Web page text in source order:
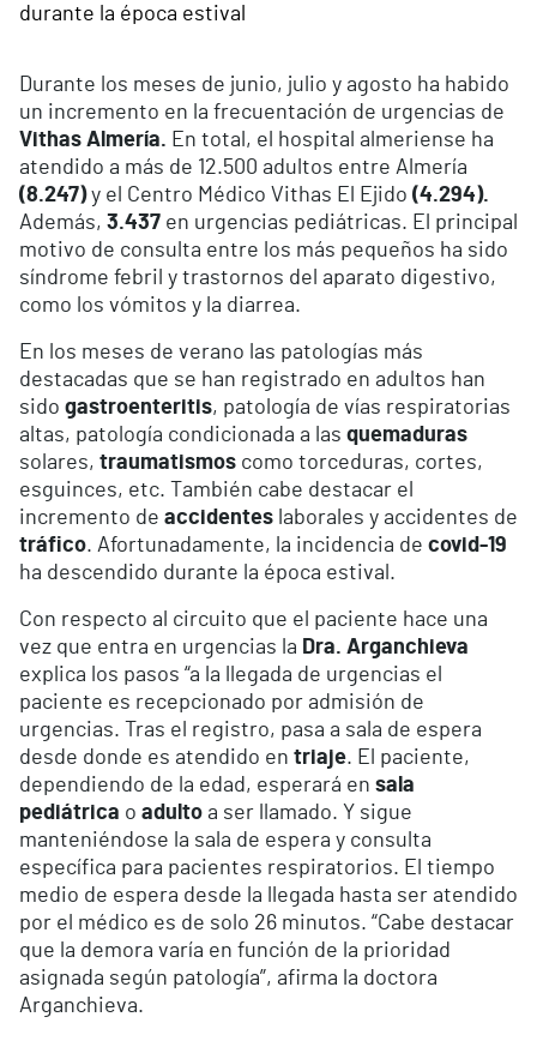
durante la época estival
Durante los meses de junio, julio y agosto ha habido
un incremento en la frecuentación de urgencias de
Vithas Almería. En total, el hospital almeriense ha
atendido a más de 12.500 adultos entre Almería
(8.247)y el Centro Médico Vithas El Ejido (4.294).
Además, 3.437 en urgencias pediátricas. El principal
motivo de consulta entre los más pequeños ha sido
síndrome febril y trastornos del aparato digestivo,
como los vómitos y la diarrea.
En los meses de verano las patologías más
destacadas que se han registrado en adultos han
sido gastroenteritis, patología de vías respiratorias
altas, patología condicionada a las quemaduras
solares, traumatismos como torceduras, cortes,
esguinces, etc. También cabe destacar el
incremento de accidentes laborales y accidentes de
tráfico. Afortunadamente, la incidencia de covid-19
ha descendido durante la época estival.
Con respecto al circuito que el paciente hace una
vez que entra en urgencias la Dra. Arganchieva
explica los pasos “a la llegada de urgencias el
paciente es recepcionado por admisión de
urgencias. Tras el registro, pasa a sala de espera
desde donde es atendido en triaje. El paciente,
dependiendo de la edad, esperará en sala
pediátrica o adulto a ser llamado. Y sigue
manteniéndose la sala de espera y consulta
específica para pacientes respiratorios. El tiempo
medio de espera desde la llegada hasta ser atendido
por el médico es de solo 26 minutos. “Cabe destacar
que la demora varía en función de la prioridad
asignada según patología”, afirma la doctora
Arganchieva.